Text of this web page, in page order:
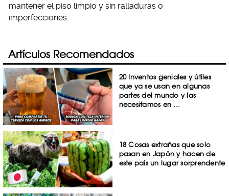
mantener el piso limpio y sin ralladuras o
imperfecciones.
Artículos Recomendados
20 Inventos geniales y útiles
que ya se usan en algunas
partes del mundo y las
necesitamos en ...
18 Cosas extrañas que solo
pasan en Japón y hacen de
este país un lugar sorprendente